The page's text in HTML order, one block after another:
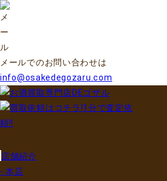
メールでのお問い合わせは
info@osakedegozaru.com
店舗紹介
- 本店